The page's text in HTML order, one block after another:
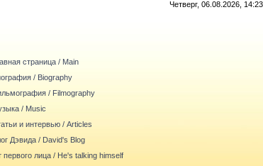
Четверг, 06.08.2026, 14:23
страница / Main
/ Biography
/ Filmography
/ Music
и интервью / Articles
Дэвида / David's Blog
первого лица / He's talking himself